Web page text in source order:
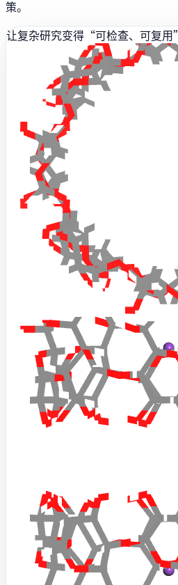
策。
让复杂研究变得“可检查、可复用”